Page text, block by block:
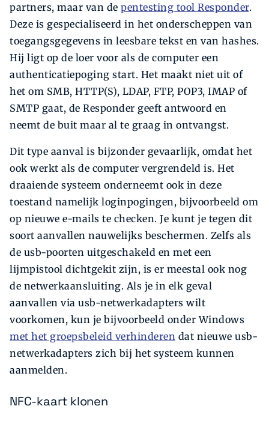
partners, maar van de pentesting tool Responder.
Deze is gespecialiseerd in het onderscheppen van
toegangsgegevens in leesbare tekst en van hashes.
Hij ligt op de loer voor als de computer een
authenticatiepoging start. Het maakt niet uit of
het om SMB, HTTP(S), LDAP, FTP, POP3, IMAP of
SMTP gaat, de Responder geeft antwoord en
neemt de buit maar al te graag in ontvangst.
Dit type aanval is bijzonder gevaarlijk, omdat het
ook werkt als de computer vergrendeld is. Het
draaiende systeem onderneemt ook in deze
toestand namelijk loginpogingen, bijvoorbeeld om
op nieuwe e-mails te checken. Je kunt je tegen dit
soort aanvallen nauwelijks beschermen. Zelfs als
de usb-poorten uitgeschakeld en met een
lijmpistool dichtgekit zijn, is er meestal ook nog
de netwerkaansluiting. Als je in elk geval
aanvallen via usb-netwerkadapters wilt
voorkomen, kun je bijvoorbeeld onder Windows
met het groepsbeleid verhinderen dat nieuwe usb-
netwerkadapters zich bij het systeem kunnen
aanmelden.
NFC-kaart klonen